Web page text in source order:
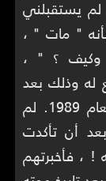
يستقبلني
" مات " ،
وكيف ؟ " ،
له وذلك بعد
دخولي السجن بأيام قليلة، أي في العام 1989. لم
أن تأكدت
، فأخبرتهم